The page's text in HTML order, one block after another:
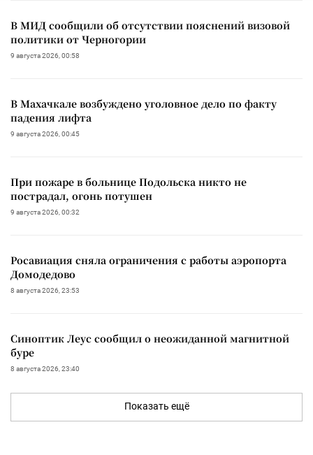
В МИД сообщили об отсутствии пояснений визовой
политики от Черногории
9 августа 2026, 00:58
В Махачкале возбуждено уголовное дело по факту
падения лифта
9 августа 2026, 00:45
При пожаре в больнице Подольска никто не
пострадал, огонь потушен
9 августа 2026, 00:32
Росавиация сняла ограничения с работы аэропорта
Домодедово
8 августа 2026, 23:53
Синоптик Леус сообщил о неожиданной магнитной
буре
8 августа 2026, 23:40
Показать ещё